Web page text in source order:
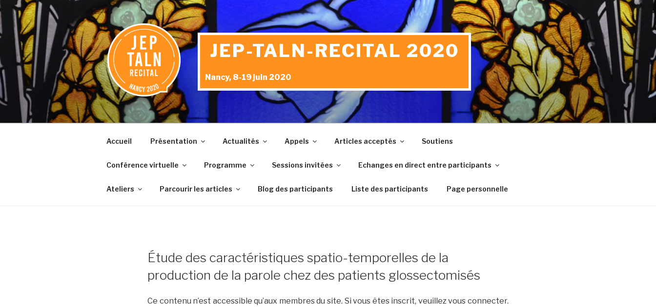
Aller
au
contenu
principal
JEP-TALN-RECITAL 2020
Nancy, 8-19 juin 2020
Accueil Présentation Actualités Appels Articles acceptés Soutiens
Conférence virtuelle Programme Sessions invitées Echanges en direct entre participants
Ateliers Parcourir les articles Blog des participants Liste des participants Page personnelle
Étude des caractéristiques spatio-temporelles de la
production de la parole chez des patients glossectomisés
Ce contenu n’est accessible qu’aux membres du site. Si vous êtes inscrit, veuillez vous connecter.